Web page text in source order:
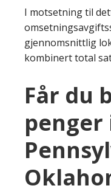
I motsetning til
gjennomsnittlig
kombinert total
Får du
penger